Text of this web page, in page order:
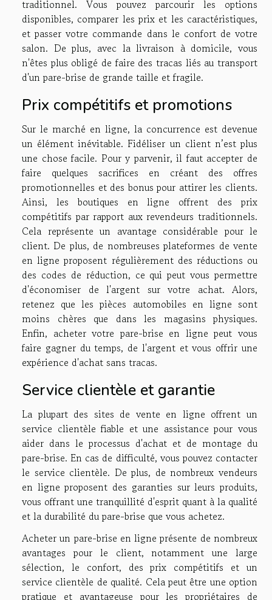
traditionnel. Vous pouvez parcourir les options
disponibles, comparer les prix et les caractéristiques,
et passer votre commande dans le confort de votre
salon. De plus, avec la livraison à domicile, vous
n'êtes plus obligé de faire des tracas liés au transport
d'un pare-brise de grande taille et fragile.
Prix compétitifs et promotions
Sur le marché en ligne, la concurrence est devenue
un élément inévitable. Fidéliser un client n’est plus
une chose facile. Pour y parvenir, il faut accepter de
faire quelques sacrifices en créant des offres
promotionnelles et des bonus pour attirer les clients.
Ainsi, les boutiques en ligne offrent des prix
compétitifs par rapport aux revendeurs traditionnels.
Cela représente un avantage considérable pour le
client. De plus, de nombreuses plateformes de vente
en ligne proposent régulièrement des réductions ou
des codes de réduction, ce qui peut vous permettre
d'économiser de l'argent sur votre achat. Alors,
retenez que les pièces automobiles en ligne sont
moins chères que dans les magasins physiques.
Enfin, acheter votre pare-brise en ligne peut vous
faire gagner du temps, de l'argent et vous offrir une
expérience d'achat sans tracas.
Service clientèle et garantie
La plupart des sites de vente en ligne offrent un
service clientèle fiable et une assistance pour vous
aider dans le processus d'achat et de montage du
pare-brise. En cas de difficulté, vous pouvez contacter
le service clientèle. De plus, de nombreux vendeurs
en ligne proposent des garanties sur leurs produits,
vous offrant une tranquillité d'esprit quant à la qualité
et la durabilité du pare-brise que vous achetez.
Acheter un pare-brise en ligne présente de nombreux
avantages pour le client, notamment une large
sélection, le confort, des prix compétitifs et un
service clientèle de qualité. Cela peut être une option
pratique et avantageuse pour les propriétaires de